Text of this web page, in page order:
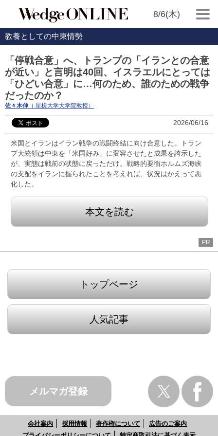
8/6(木)
教養としての中東情勢
「停戦合意」へ、トランプの「イランとの合意
が近い」と言明は40回、イスラエルにとっては
「ひどい合意」に…何のため、誰のための戦争
だったのか？
佐々木伸 （ 星槎大学大学院教授）
2026/06/16
米国とイランはイラン戦争の戦闘終結に向け合意した。トラン
プ大統領は中東を「米国好み」に変容させたと成果を誇示した
が、実態は戦前の状態に戻っただけ。戦略的要衝ホルムズ海峡
の支配をイランに握られたことを考えれば、状況はかえって悪
化した。
本文を読む
PR
トップページ
人気記事
メルマガ登録
会社案内 採用情報 著作権について
広告のご案内